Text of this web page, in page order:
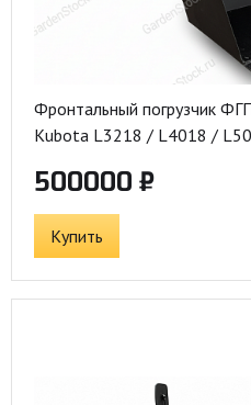
Фронтальный погрузчик
Kubota L3218 / L4018 /
500000 ₽
Купить